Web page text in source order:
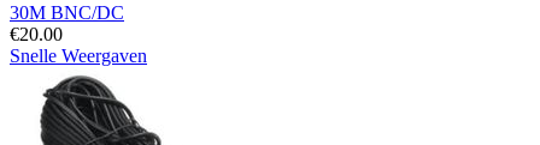
30M BNC/DC
€20.00
Snelle Weergaven